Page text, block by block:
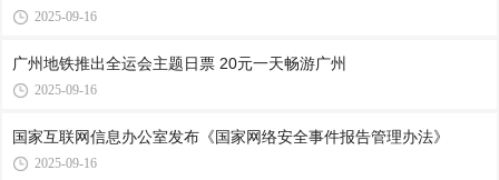
2025-09-16
广州地铁推出全运会主题日票 20元一天畅游广州
2025-09-16
国家互联网信息办公室发布《国家网络安全事件报告管理办法》
2025-09-16